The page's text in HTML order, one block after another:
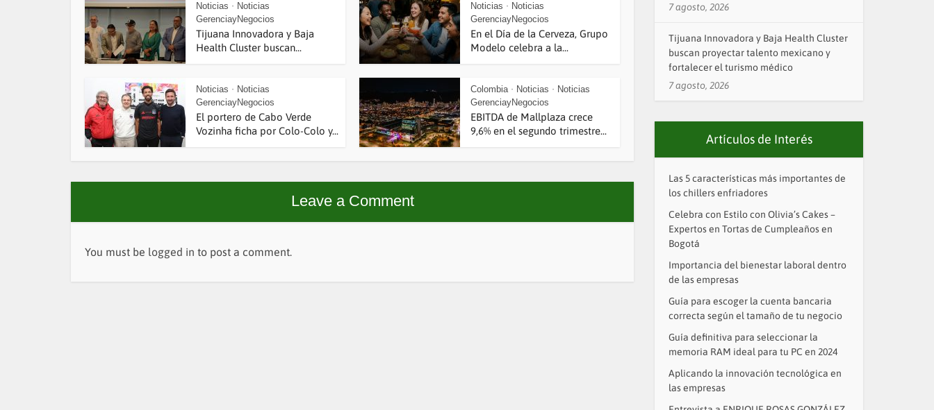
Noticias • Noticias
GerenciayNegocios
Tijuana Innovadora y Baja
Health Cluster buscan...
Noticias • Noticias
GerenciayNegocios
En el Día de la Cerveza, Grupo
Modelo celebra a la...
Noticias • Noticias
GerenciayNegocios
El portero de Cabo Verde
Vozinha ficha por Colo-Colo y...
Colombia • Noticias • Noticias
GerenciayNegocios
EBITDA de Mallplaza crece
9,6% en el segundo trimestre...
Leave a Comment
You must be logged in to post a comment.
7 agosto, 2026
Tijuana Innovadora y Baja Health Cluster
buscan proyectar talento mexicano y
fortalecer el turismo médico
7 agosto, 2026
Artículos de Interés
Las 5 características más importantes de
los chillers enfriadores
Celebra con Estilo con Olivia’s Cakes –
Expertos en Tortas de Cumpleaños en
Bogotá
Importancia del bienestar laboral dentro
de las empresas
Guía para escoger la cuenta bancaria
correcta según el tamaño de tu negocio
Guía definitiva para seleccionar la
memoria RAM ideal para tu PC en 2024
Aplicando la innovación tecnológica en
las empresas